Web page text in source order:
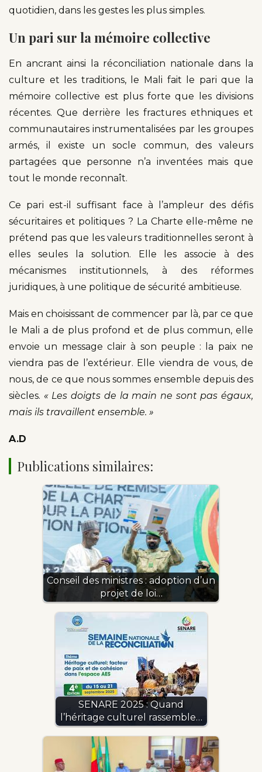
quotidien, dans les gestes les plus simples.
Un pari sur la mémoire collective
En ancrant ainsi la réconciliation nationale dans la
culture et les traditions, le Mali fait le pari que la
mémoire collective est plus forte que les divisions
récentes. Que derrière les fractures ethniques et
communautaires instrumentalisées par les groupes
armés, il existe un socle commun, des valeurs
partagées que personne n’a inventées mais que
tout le monde reconnaît.
Ce pari est-il suffisant face à l’ampleur des défis
sécuritaires et politiques ? La Charte elle-même ne
prétend pas que les valeurs traditionnelles seront à
elles seules la solution. Elle les associe à des
mécanismes institutionnels, à des réformes
juridiques, à une politique de sécurité ambitieuse.
Mais en choisissant de commencer par là, par ce que
le Mali a de plus profond et de plus commun, elle
envoie un message clair à son peuple : la paix ne
viendra pas de l’extérieur. Elle viendra de vous, de
nous, de ce que nous sommes ensemble depuis des
siècles. « Les doigts de la main ne sont pas égaux,
mais ils travaillent ensemble. »
A.D
Publications similaires:
Conseil des ministres : adoption d’un
projet de loi…
SENARE 2025 : Quand
l’héritage culturel rassemble…